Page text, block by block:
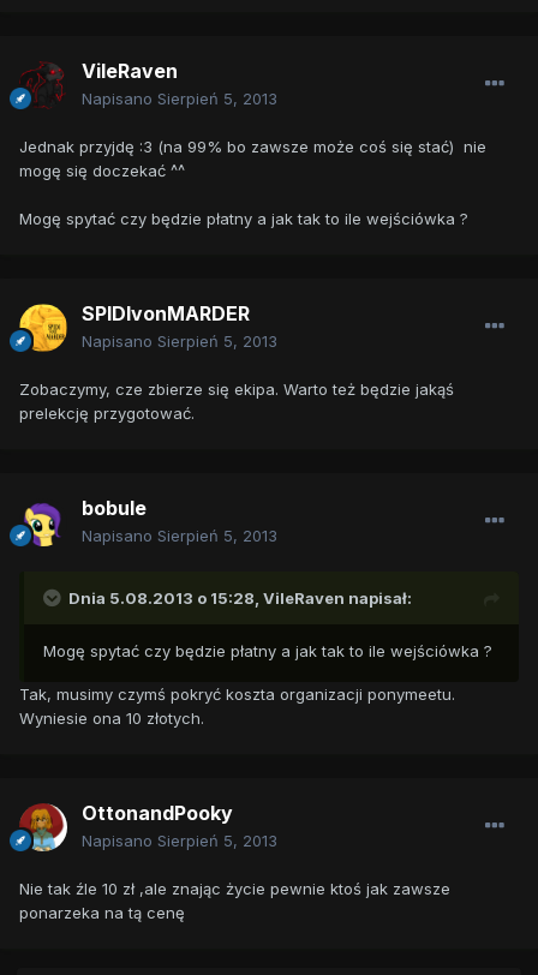
VileRaven
Napisano Sierpień 5, 2013
Jednak przyjdę :3 (na 99% bo zawsze może coś się stać) nie
mogę się doczekać ^^
Mogę spytać czy będzie płatny a jak tak to ile wejściówka ?
SPIDIvonMARDER
Napisano Sierpień 5, 2013
Zobaczymy, cze zbierze się ekipa. Warto też będzie jakąś
prelekcję przygotować.
bobule
Napisano Sierpień 5, 2013
Dnia 5.08.2013 o 15:28, VileRaven napisał:
Mogę spytać czy będzie płatny a jak tak to ile wejściówka ?
Tak, musimy czymś pokryć koszta organizacji ponymeetu.
Wyniesie ona 10 złotych.
OttonandPooky
Napisano Sierpień 5, 2013
Nie tak źle 10 zł ,ale znając życie pewnie ktoś jak zawsze
ponarzeka na tą cenę